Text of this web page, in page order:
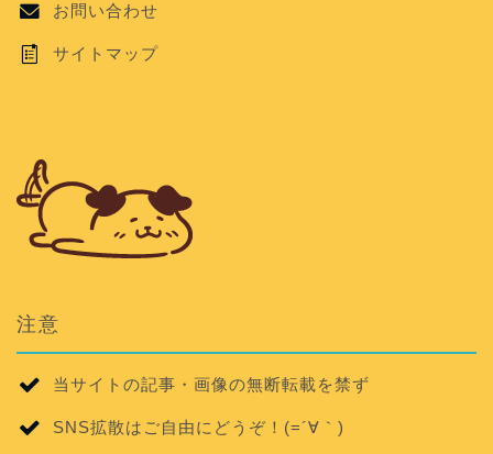
お問い合わせ
サイトマップ
注意
当サイトの記事・画像の無断転載を禁ず
SNS拡散はご自由にどうぞ！(=´∀｀)